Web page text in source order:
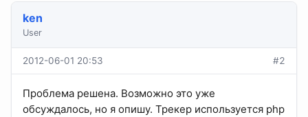
ken
User
2012-06-01 20:53 #2
Проблема решена. Возможно это уже
обсуждалось, но я опишу. Трекер используется php